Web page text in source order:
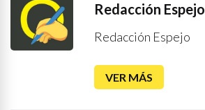
Redacción Espejo
Redacción Espejo
VER MÁS